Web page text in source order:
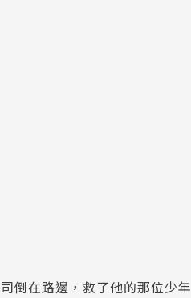
倒在路邊，救了他的那位少年